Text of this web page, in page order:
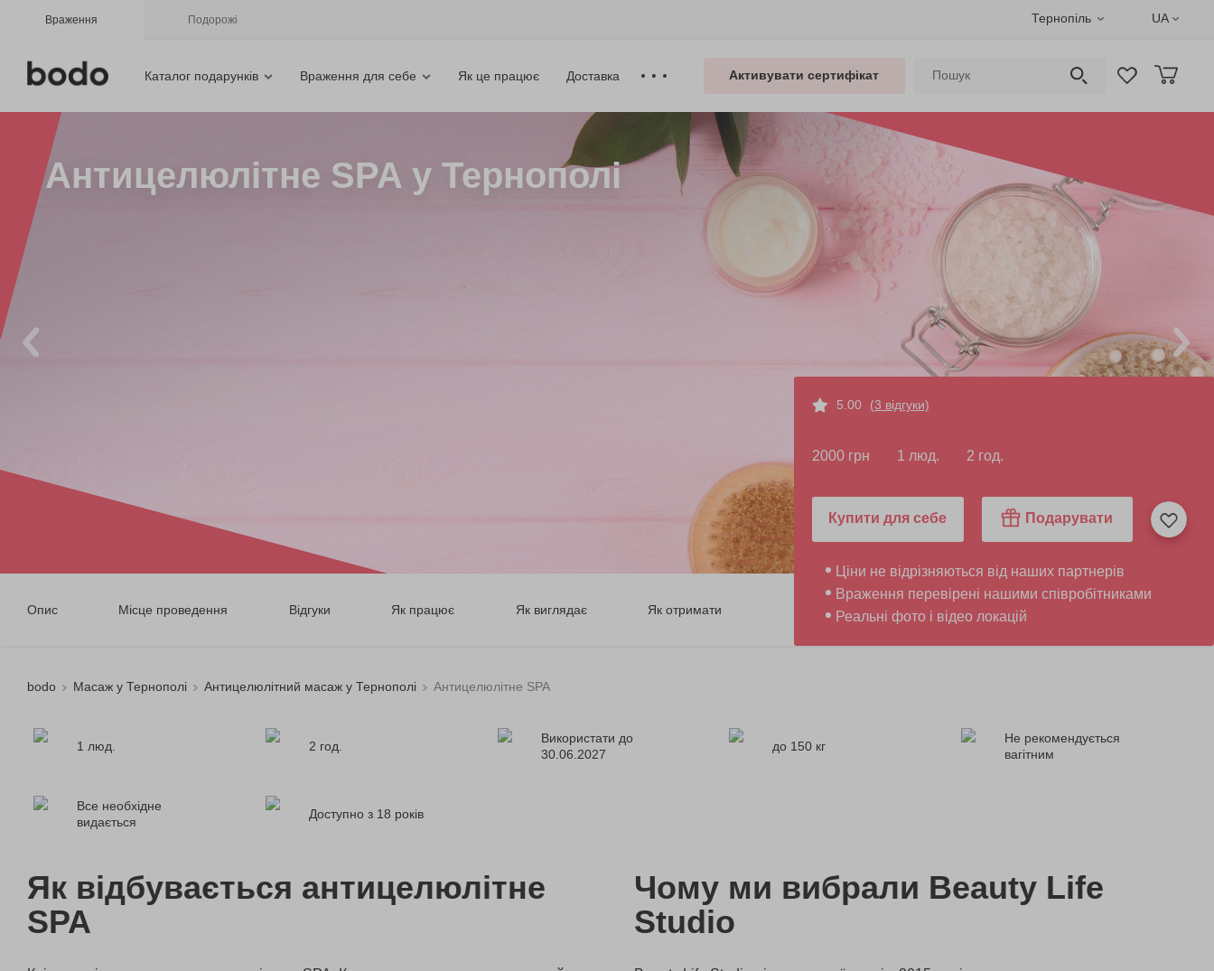
Враження Подорожі Тернопіль UA
Каталог подарунків Враження для себе Як це працює Доставка Активувати сертифікат
Антицелюлітне SPA у Тернополі
Опис Місце проведення Відгуки Як працює Як виглядає Як отримати
5.00 (3 відгуки)
2000 грн 1 люд. 2 год.
Купити для себе Подарувати
Ціни не відрізняються від наших партнерів
Враження перевірені нашими співробітниками
Реальні фото і відео локацій
bodo Масаж у Тернополі Антицелюлітний масаж у Тернополі Антицелюлітне SPA
1 люд. 2 год.
Використати до
30.06.2027
до 150 кг
Не рекомендується
вагітним
Все необхідне
видається
Доступно з 18 років
Як відбувається антицелюлітне
SPA
Чому ми вибрали Beauty Life
Studio